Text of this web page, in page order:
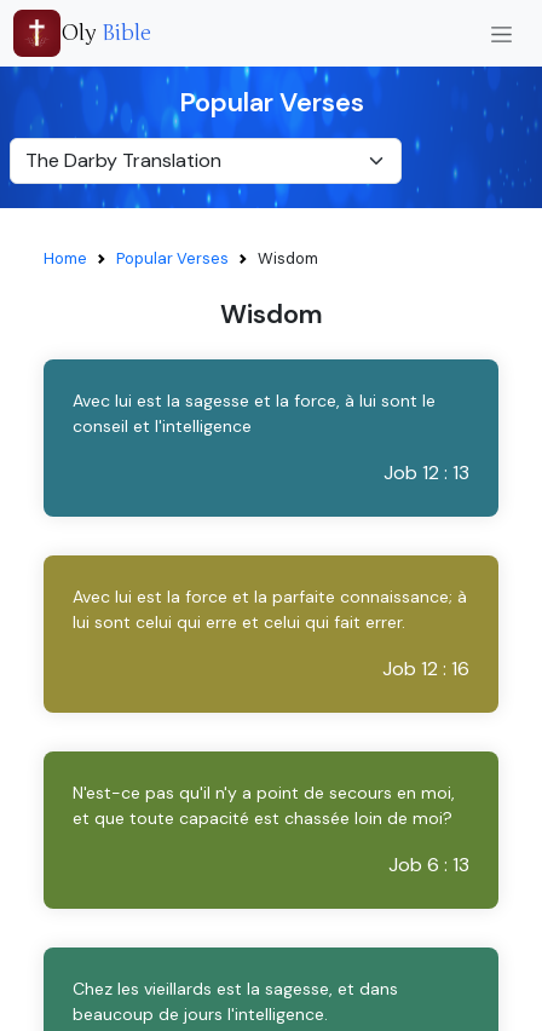
Oly Bible
Popular Verses
Home Popular Verses Wisdom
Wisdom
Avec lui est la sagesse et la force, à lui sont le
conseil et l'intelligence
Job 12 : 13
Avec lui est la force et la parfaite connaissance; à
lui sont celui qui erre et celui qui fait errer.
Job 12 : 16
N'est-ce pas qu'il n'y a point de secours en moi,
et que toute capacité est chassée loin de moi?
Job 6 : 13
Chez les vieillards est la sagesse, et dans
beaucoup de jours l'intelligence.